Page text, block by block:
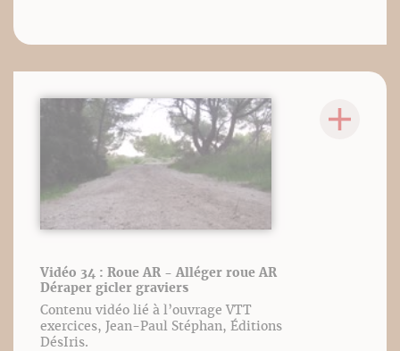
Vidéo 34 : Roue AR - Alléger roue AR
Déraper gicler graviers
Contenu vidéo lié à l’ouvrage VTT
exercices, Jean-Paul Stéphan, Éditions
DésIris.